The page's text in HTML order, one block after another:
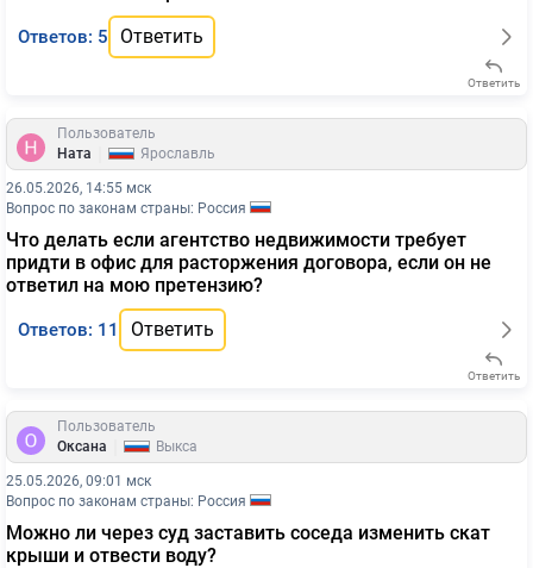
Ответов: 5 Ответить
Ответить
Пользователь
Ната
Ярославль
26.05.2026, 14:55 мск
Вопрос по законам страны: Россия
Что делать если агентство недвижимости требует
придти в офис для расторжения договора, если он не
ответил на мою претензию?
Ответов: 11 Ответить
Ответить
Пользователь
Оксана
Выкса
25.05.2026, 09:01 мск
Вопрос по законам страны: Россия
Можно ли через суд заставить соседа изменить скат
крыши и отвести воду?